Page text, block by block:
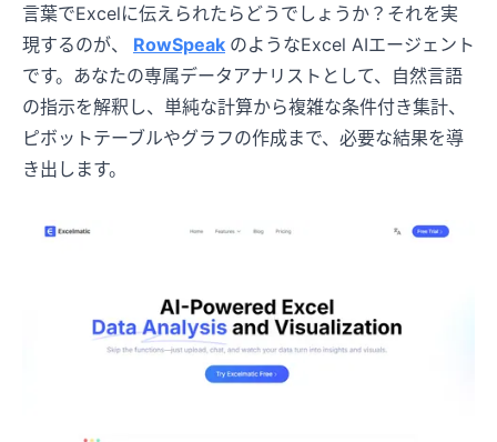
言葉でExcelに伝えられたらどうでしょうか？それを実
現するのが、
RowSpeak のようなExcel AIエージェント
です。あなたの専属データアナリストとして、自然言語
の指示を解釈し、単純な計算から複雑な条件付き集計、
ピボットテーブルやグラフの作成まで、必要な結果を導
き出します。